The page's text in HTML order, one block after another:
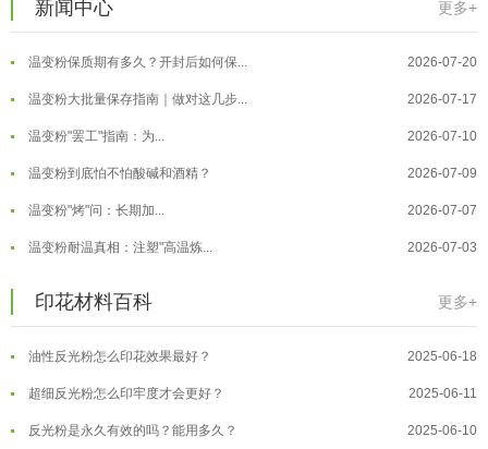
新闻中心 更多+
温变粉注塑后表面翻车？粗糙、颗粒... 2026-07-28
温变粉保质期有多久？开封后如何保...
温变粉大批量保存指南｜做对这几步...
温变粉"罢工"指南：为...
温变粉到底怕不怕酸碱和酒精？
温变粉"烤"问：长期加...
温变粉耐温真相：注塑"高温炼...
温变粉可以做防伪标签、温变防伪吗... 2026-08-05
温变粉适合做热变还是冷变？ 2026-08-04
温变粉注塑后表面翻车？粗糙、颗粒... 2026-07-28
温变粉保质期有多久？开封后如何保... 2026-07-20
印花材料百科 更多+
印花温变粉最适合用在什么行业上呢... 2025-06-20
油性反光粉怎么印花效果最好？
超细反光粉怎么印牢度才会更好？
反光粉是永久有效的吗？能用多久？